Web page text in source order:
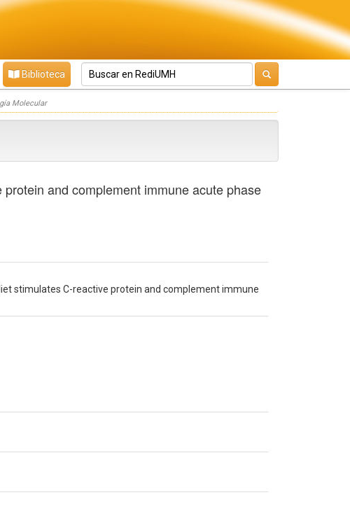
Biblioteca
Molecular
and complement immune acute phase
stimulates C-reactive protein and complement immune